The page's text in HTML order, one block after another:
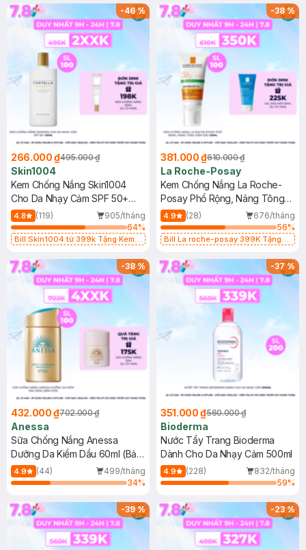
25ml (SL Có Hạn)
-46%
266.000 ₫495.000 ₫
Skin1004
Kem Chống Nắng Skin1004
Cho Da Nhạy Cảm SPF 50+
50ml
4.8 (119)
905/tháng
64%
Bill Skin1004 từ 399k Tặng Kem
SPF 50+ 20ml (SL Có Hạn)
-38%
381.000 ₫610.000 ₫
La Roche-Posay
Kem Chống Nắng La Roche-
Posay Phổ Rộng, Nâng Tông
Kiềm Dầu 50ml
4.9 (28)
676/tháng
56%
Bill La roche-posay 399K Tặng
(SL có hạn)
-38%
432.000 ₫702.000 ₫
Anessa
Sữa Chống Nắng Anessa
Dưỡng Da Kiềm Dầu 60ml (Bản
Mới)
4.9 (44)
499/tháng
34%
-37%
351.000 ₫560.000 ₫
Bioderma
Nước Tẩy Trang Bioderma
Dành Cho Da Nhạy Cảm 500ml
4.9 (228)
832/tháng
59%
-39% -23%